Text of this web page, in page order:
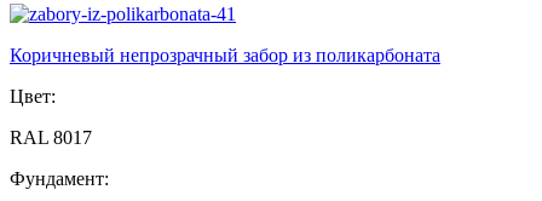
Коричневый непрозрачный забор из поликарбоната
Цвет:
RAL 8017
Фундамент: